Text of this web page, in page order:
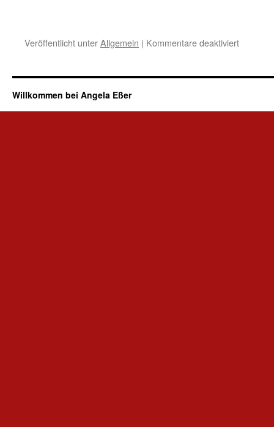
Veröffentlicht unterAllgemein | Kommentare deaktiviert
für
Zweck
Willkommen bei Angela Eßer